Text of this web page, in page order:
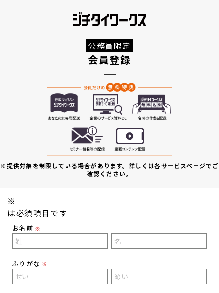
公務員限定
会員登録
※提供対象を制限している場合があります。詳しくは各サービスページでご
確認ください。
※
は必須項目です
お名前 ※
ふりがな ※